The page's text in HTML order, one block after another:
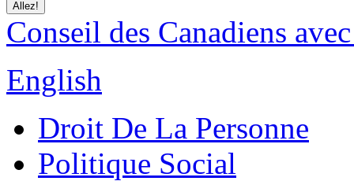
Conseil des Canadiens
English
Droit De La Personne
Politique Social